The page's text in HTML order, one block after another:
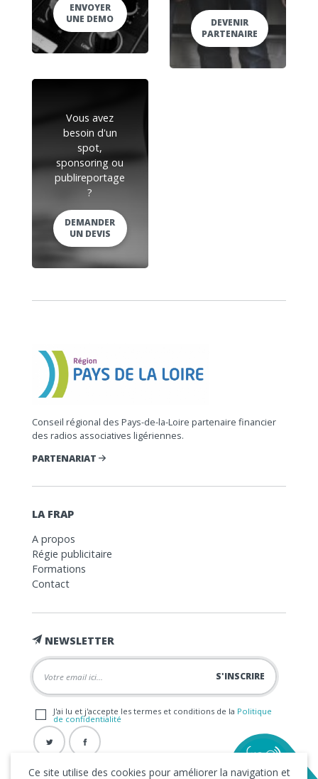
ENVOYER
UNE DEMO
DEVENIR
PARTENAIRE
Vous avez
besoin d'un
spot,
sponsoring ou
publireportage
?
DEMANDER
UN DEVIS
Conseil régional des Pays-de-la-Loire partenaire financier
des radios associatives ligériennes.
PARTENARIAT
LA FRAP
A propos
Régie publicitaire
Formations
Contact
NEWSLETTER
J'ai lu et j'accepte les termes et conditions de la Politique
de confidentialité
Ce site utilise des cookies pour améliorer la navigation et